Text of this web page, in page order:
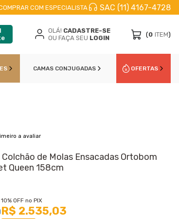
10XNO CARTÃO DE CŔEDITO
COM ESPECIALISTA SAC (11) 4167-4728
OLÁ! CADASTRE-SE
OU FAÇA SEU LOGIN (0 ITEM)
CAMAS CONJUGADAS OFERTAS
a avaliar
de Molas Ensacadas Ortobom
Queen 158cm
10% OFF no PIX
R$ 2.535,03